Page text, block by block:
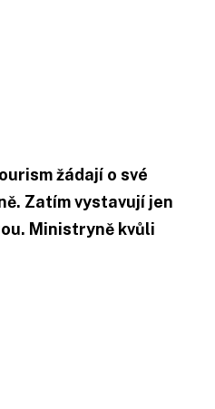
žádají o své
Zatím vystavují jen
Ministryně kvůli